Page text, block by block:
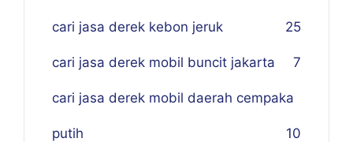
cari jasa derek kebon jeruk 25
cari jasa derek mobil buncit jakarta 7
cari jasa derek mobil daerah cempaka
putih 10